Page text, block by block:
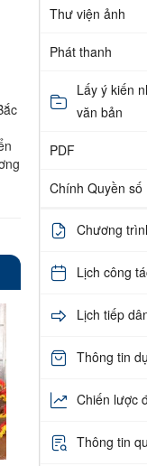
Thư viện ảnh
Phát thanh
Lấy ý kiến
văn bản
PDF
Chính Quyền số
Chương
Lịch công
Lịch tiếp
Thông tin
Chiến lược
Thông tin